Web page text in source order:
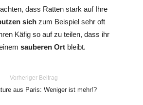
dass Ratten stark auf Ihre
sich zum Beispiel sehr oft
Käfig so auf zu teilen, dass ihr
sauberen Ort bleibt.
Vorheriger Beitrag
aus Paris: Weniger ist mehr!?